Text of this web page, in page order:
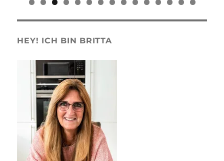
0 1 2 3 4 5
HEY! ICH BIN BRITTA